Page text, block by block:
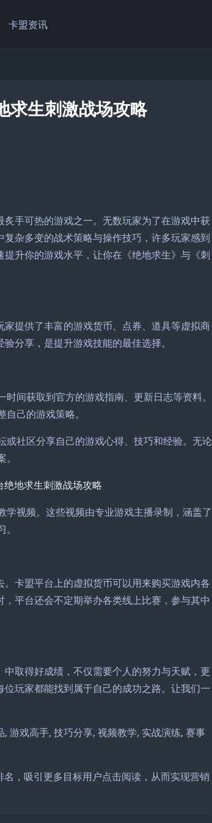
卡盟资讯
求生刺激战场攻略
手可热的游戏之一。无数玩家为了在游戏中获
杂多变的战术策略与操作技巧，许多玩家感到
升你的游戏水平，让你在《绝地求生》与《刺
提供了丰富的游戏货币、点券、道具等虚拟商
分享，是提升游戏技能的最佳选择。
间获取到官方的游戏指南、更新日志等资料。
己的游戏策略。
或社区分享自己的游戏心得、技巧和经验。无论
学视频。这些视频由专业游戏主播录制，涵盖了
卡盟平台上的虚拟货币可以用来购买游戏内各
平台还会不定期举办各类线上比赛，参与其中
取得好成绩，不仅需要个人的努力与天赋，更
玩家都能找到属于自己的成功之路。让我们一
游戏高手, 技巧分享, 视频教学, 实战演练, 赛事
名，吸引更多目标用户点击阅读，从而实现营销